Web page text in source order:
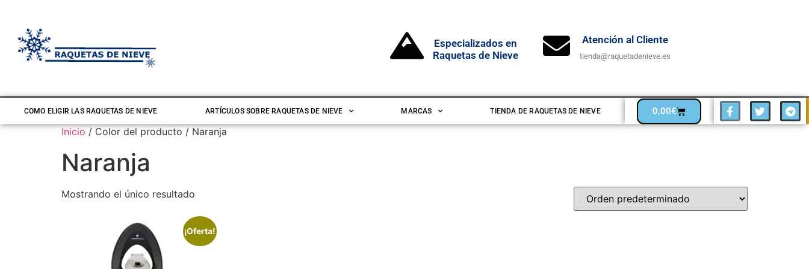
Especializados en
Raquetas de Nieve
Atención al Cliente
tienda@raquetadenieve.es
COMO ELIGIR LAS RAQUETAS DE NIEVE ARTÍCULOS SOBRE RAQUETAS DE NIEVE MARCAS TIENDA DE RAQUETAS DE NIEVE 0,00€
Inicio / Color del producto / Naranja
Naranja
Mostrando el único resultado
¡Oferta!